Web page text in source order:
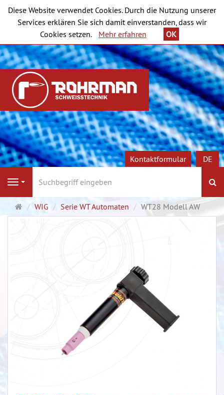
Diese Website verwendet Cookies. Durch die Nutzung unserer
Services erklären Sie sich damit einverstanden, dass wir
Cookies setzen.
Mehr erfahren OK
Kontaktformular DE
Navigation
Startseite
WIG Serie WT Automaten WT28 Modell AW